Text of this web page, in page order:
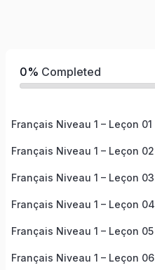
0% Completed
Français Niveau 1 – Leçon 01
Français Niveau 1 – Leçon 02
Français Niveau 1 – Leçon 03
Français Niveau 1 – Leçon 04
Français Niveau 1 – Leçon 05
Français Niveau 1 – Leçon 06